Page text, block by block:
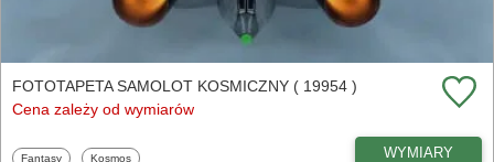
FOTOTAPETA SAMOLOT KOSMICZNY ( 19954 )
Cena zależy od wymiarów
Fototapety
Fantasy Fototapety
Kosmos WYMIARY